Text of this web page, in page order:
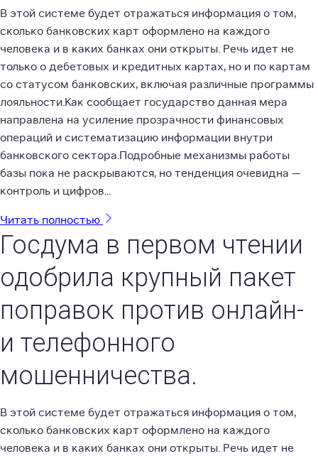
В этой системе будет отражаться информация о том,
сколько банковских карт оформлено на каждого
человека и в каких банках они открыты. Речь идет не
только о дебетовых и кредитных картах, но и по картам
со статусом банковских, включая различные программы
лояльности.Как сообщает государство данная мера
направлена на усиление прозрачности финансовых
операций и систематизацию информации внутри
банковского сектора.Подробные механизмы работы
базы пока не раскрываются, но тенденция очевидна —
контроль и цифров...
Читать полностью
Госдума в первом чтении
одобрила крупный пакет
поправок против онлайн-
и телефонного
мошенничества.
В этой системе будет отражаться информация о том,
сколько банковских карт оформлено на каждого
человека и в каких банках они открыты. Речь идет не